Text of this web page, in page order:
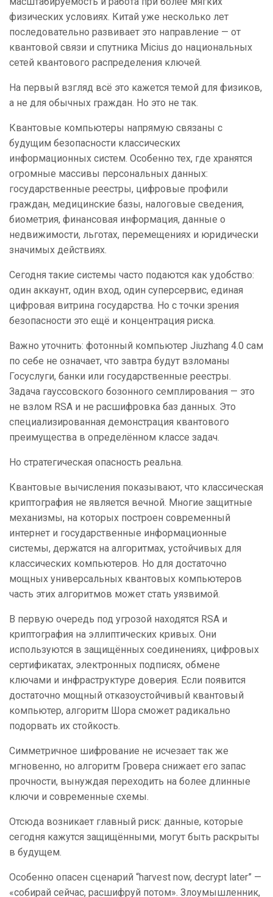
физических условиях. Китай уже несколько лет
последовательно развивает это направление — от
квантовой связи и спутника Micius до национальных
сетей квантового распределения ключей.
На первый взгляд всё это кажется темой для физиков,
а не для обычных граждан. Но это не так.
Квантовые компьютеры напрямую связаны с
будущим безопасности классических
информационных систем. Особенно тех, где хранятся
огромные массивы персональных данных:
государственные реестры, цифровые профили
граждан, медицинские базы, налоговые сведения,
биометрия, финансовая информация, данные о
недвижимости, льготах, перемещениях и юридически
значимых действиях.
Сегодня такие системы часто подаются как удобство:
один аккаунт, один вход, один суперсервис, единая
цифровая витрина государства. Но с точки зрения
безопасности это ещё и концентрация риска.
Важно уточнить: фотонный компьютер Jiuzhang 4.0 сам
по себе не означает, что завтра будут взломаны
Госуслуги, банки или государственные реестры.
Задача гауссовского бозонного семплирования — это
не взлом RSA и не расшифровка баз данных. Это
специализированная демонстрация квантового
преимущества в определённом классе задач.
Но стратегическая опасность реальна.
Квантовые вычисления показывают, что классическая
криптография не является вечной. Многие защитные
механизмы, на которых построен современный
интернет и государственные информационные
системы, держатся на алгоритмах, устойчивых для
классических компьютеров. Но для достаточно
мощных универсальных квантовых компьютеров
часть этих алгоритмов может стать уязвимой.
В первую очередь под угрозой находятся RSA и
криптография на эллиптических кривых. Они
используются в защищённых соединениях, цифровых
сертификатах, электронных подписях, обмене
ключами и инфраструктуре доверия. Если появится
достаточно мощный отказоустойчивый квантовый
компьютер, алгоритм Шора сможет радикально
подорвать их стойкость.
Симметричное шифрование не исчезает так же
мгновенно, но алгоритм Гровера снижает его запас
прочности, вынуждая переходить на более длинные
ключи и современные схемы.
Отсюда возникает главный риск: данные, которые
сегодня кажутся защищёнными, могут быть раскрыты
в будущем.
Особенно опасен сценарий “harvest now, decrypt later” —
«собирай сейчас, расшифруй потом». Злоумышленник,